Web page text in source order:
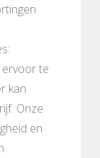
ervoor te
kan
Onze
en